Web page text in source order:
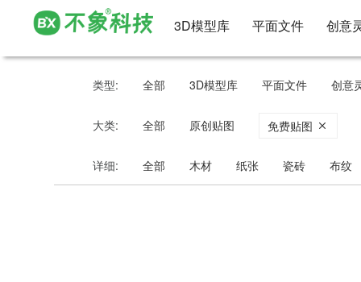
3D模型库 平面文件 创意
类型: 全部 3D模型库 平面文件 创意
大类: 全部 原创贴图 免费贴图
详细: 全部 木材 纸张 瓷砖 布纹